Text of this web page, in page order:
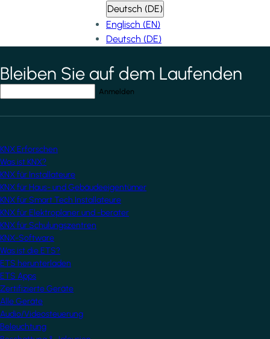
Deutsch (DE)
Englisch (EN)
Deutsch (DE)
*indicates required field
Bleiben Sie auf dem Laufenden
KNX Erforschen
Was ist KNX?
KNX für Installateure
KNX für Haus- und Gebäudeeigentümer
KNX für Smart Tech Installateure
KNX für Elektroplaner und -berater
KNX für Schulungszentren
KNX-Software
Was ist die ETS?
ETS herunterladen
ETS Apps
Zertifizierte Geräte
Alle Geräte
Audio/Videosteuerung
Beleuchtung